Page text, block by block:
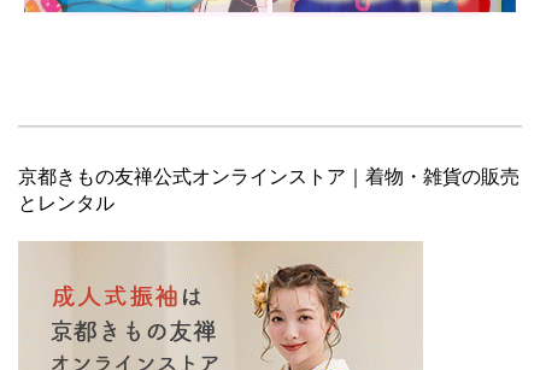
京都きもの友禅公式オンラインストア｜着物・雑貨の販売
とレンタル